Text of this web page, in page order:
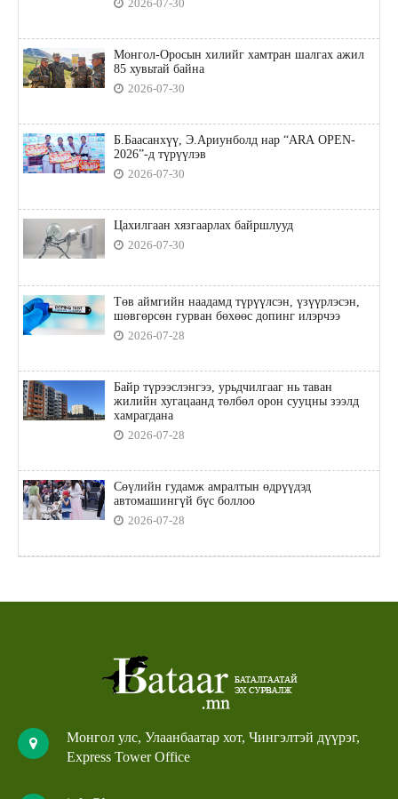
2026-07-30
Монгол-Оросын хилийг хамтран шалгах ажил
85 хувьтай байна
2026-07-30
Б.Баасанхүү, Э.Ариунболд нар “ARA OPEN-
2026”-д түрүүлэв
2026-07-30
Цахилгаан хязгаарлах байршлууд
2026-07-30
Төв аймгийн наадамд түрүүлсэн, үзүүрлэсэн,
шөвгөрсөн гурван бөхөөс допинг илэрчээ
2026-07-28
Байр түрээслэнгээ, урьдчилгааг нь таван
жилийн хугацаанд төлбөл орон сууцны зээлд
хамрагдана
2026-07-28
Сөүлийн гудамж амралтын өдрүүдэд
автомашингүй бүс боллоо
2026-07-28
Монгол улс, Улаанбаатар хот, Чингэлтэй дүүрэг,
Express Tower Office